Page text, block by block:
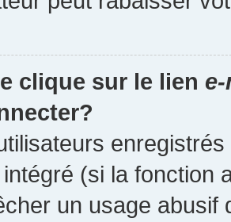
clique sur le lien
(si la fonction
un usage abusif